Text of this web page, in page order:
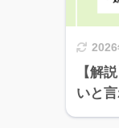
2026
【解
いと